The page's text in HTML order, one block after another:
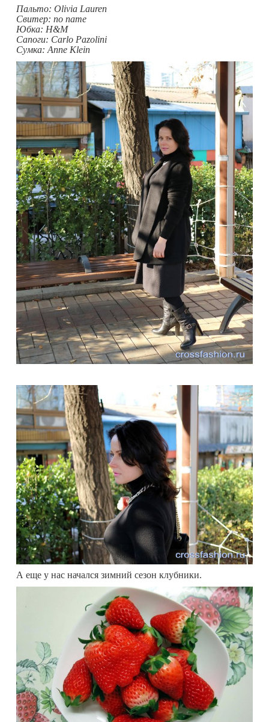
Пальто: Olivia Lauren
Свитер: no name
Юбка: H&M
Сапоги: Carlo Pazolini
Сумка: Anne Klein
А еще у нас начался зимний сезон клубники.